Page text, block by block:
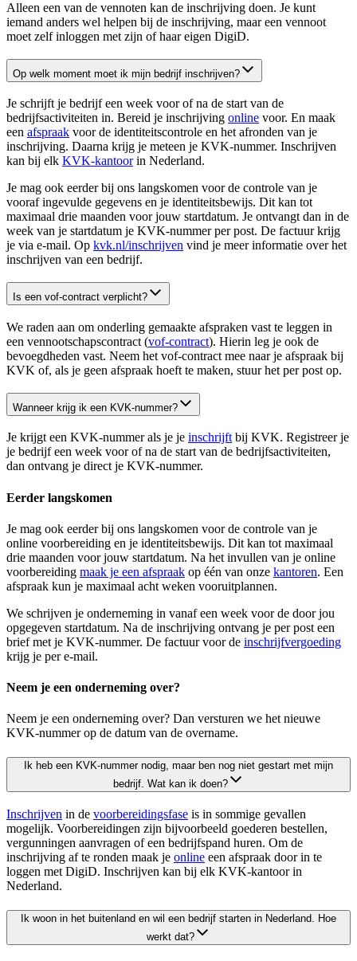
Alleen een van de vennoten kan de inschrijving doen. Je kunt
iemand anders wel helpen bij de inschrijving, maar een vennoot
moet zelf inloggen met zijn of haar eigen DigiD.
Op welk moment moet ik mijn bedrijf inschrijven?
Je schrijft je bedrijf een week voor of na de start van de
bedrijfsactiviteiten in. Bereid je inschrijving online voor. En maak
een afspraak voor de identiteitscontrole en het afronden van je
inschrijving. Daarna krijg je meteen je KVK-nummer. Inschrijven
kan bij elk KVK-kantoorin Nederland.
Je mag ook eerder bij ons langskomen voor de controle van je
vooraf ingevulde gegevens en je identiteitsbewijs. Dit kan tot
maximaal drie maanden voor jouw startdatum. Je ontvangt dan in de
week van je startdatum je KVK-nummer per post. De factuur krijg
je via e-mail. Op kvk.nl/inschrijven vind je meer informatie over het
inschrijven van een bedrijf.
Is een vof-contract verplicht?
We raden aan om onderling gemaakte afspraken vast te leggen in
een vennootschapscontract (vof-contract). Hierin leg je ook de
bevoegdheden vast. Neem het vof-contract mee naar je afspraak bij
KVK of, als je geen afspraak hoeft te maken, stuur het per post op.
Wanneer krijg ik een KVK-nummer?
Je krijgt een KVK-nummer als je je inschrijft bij KVK. Registreer je
je bedrijf een week voor of na de start van de bedrijfsactiviteiten,
dan ontvang je direct je KVK-nummer.
Eerder langskomen
Je mag ook eerder bij ons langskomen voor de controle van je
online voorbereiding en je identiteitsbewijs. Dit kan tot maximaal
drie maanden voor jouw startdatum. Na het invullen van je online
voorbereiding maak je een afspraak op één van onze kantoren. Een
afspraak kun je maximaal acht weken vooruitplannen.
We schrijven je onderneming in vanaf een week voor de door jou
opgegeven startdatum. Na de inschrijving ontvang je per post een
brief met je KVK-nummer. De factuur voor de inschrijfvergoeding
krijg je per e-mail.
Neem je een onderneming over?
Neem je een onderneming over? Dan versturen we het nieuwe
KVK-nummer op de datum van de overname.
Ik heb een KVK-nummer nodig, maar ben nog niet gestart met mijn
bedrijf. Wat kan ik doen?
Inschrijven in de voorbereidingsfase is in sommige gevallen
mogelijk. Voorbereidingen zijn bijvoorbeeld goederen bestellen,
vergunningen aanvragen of een bedrijfspand huren. Om de
inschrijving af te ronden maak je online een afspraak door in te
loggen met DigiD. Inschrijven kan bij elk KVK-kantoor in
Nederland.
Ik woon in het buitenland en wil een bedrijf starten in Nederland. Hoe
werkt dat?